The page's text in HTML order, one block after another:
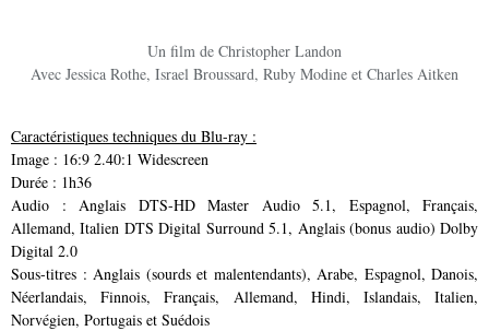
Un film de Christopher Landon
Avec Jessica Rothe, Israel Broussard, Ruby Modine et Charles Aitken
Caractéristiques techniques du Blu-ray :
Image : 16:9 2.40:1 Widescreen
Durée : 1h36
Audio : Anglais DTS-HD Master Audio 5.1, Espagnol, Français,
Allemand, Italien DTS Digital Surround 5.1, Anglais (bonus audio) Dolby
Digital 2.0
Sous-titres : Anglais (sourds et malentendants), Arabe, Espagnol, Danois,
Néerlandais, Finnois, Français, Allemand, Hindi, Islandais, Italien,
Norvégien, Portugais et Suédois